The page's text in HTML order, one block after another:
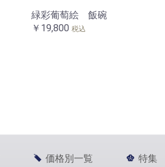
緑彩葡萄絵 飯碗
￥19,800 税込
価格別一覧 特集